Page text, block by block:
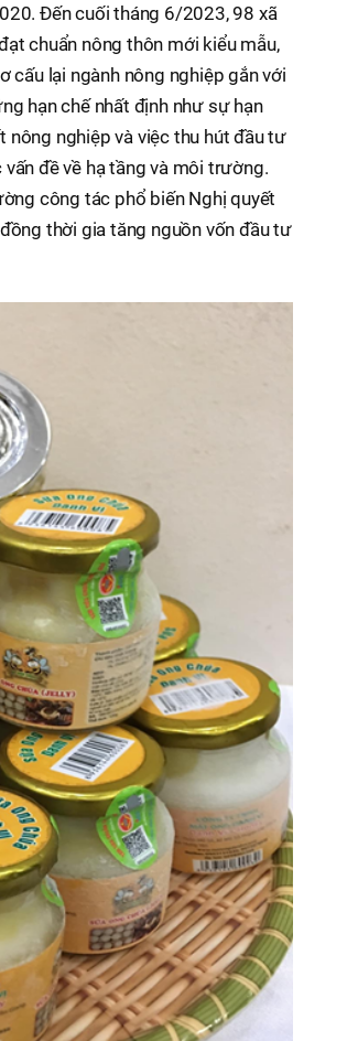
Đến cuối tháng 6/2023, 98 xã
chuẩn nông thôn mới kiểu mẫu,
cấu lại ngành nông nghiệp gắn với
hạn chế nhất định như sự hạn
nông nghiệp và việc thu hút đầu tư
đề về hạ tầng và môi trường.
công tác phổ biến Nghị quyết
thời gia tăng nguồn vốn đầu tư